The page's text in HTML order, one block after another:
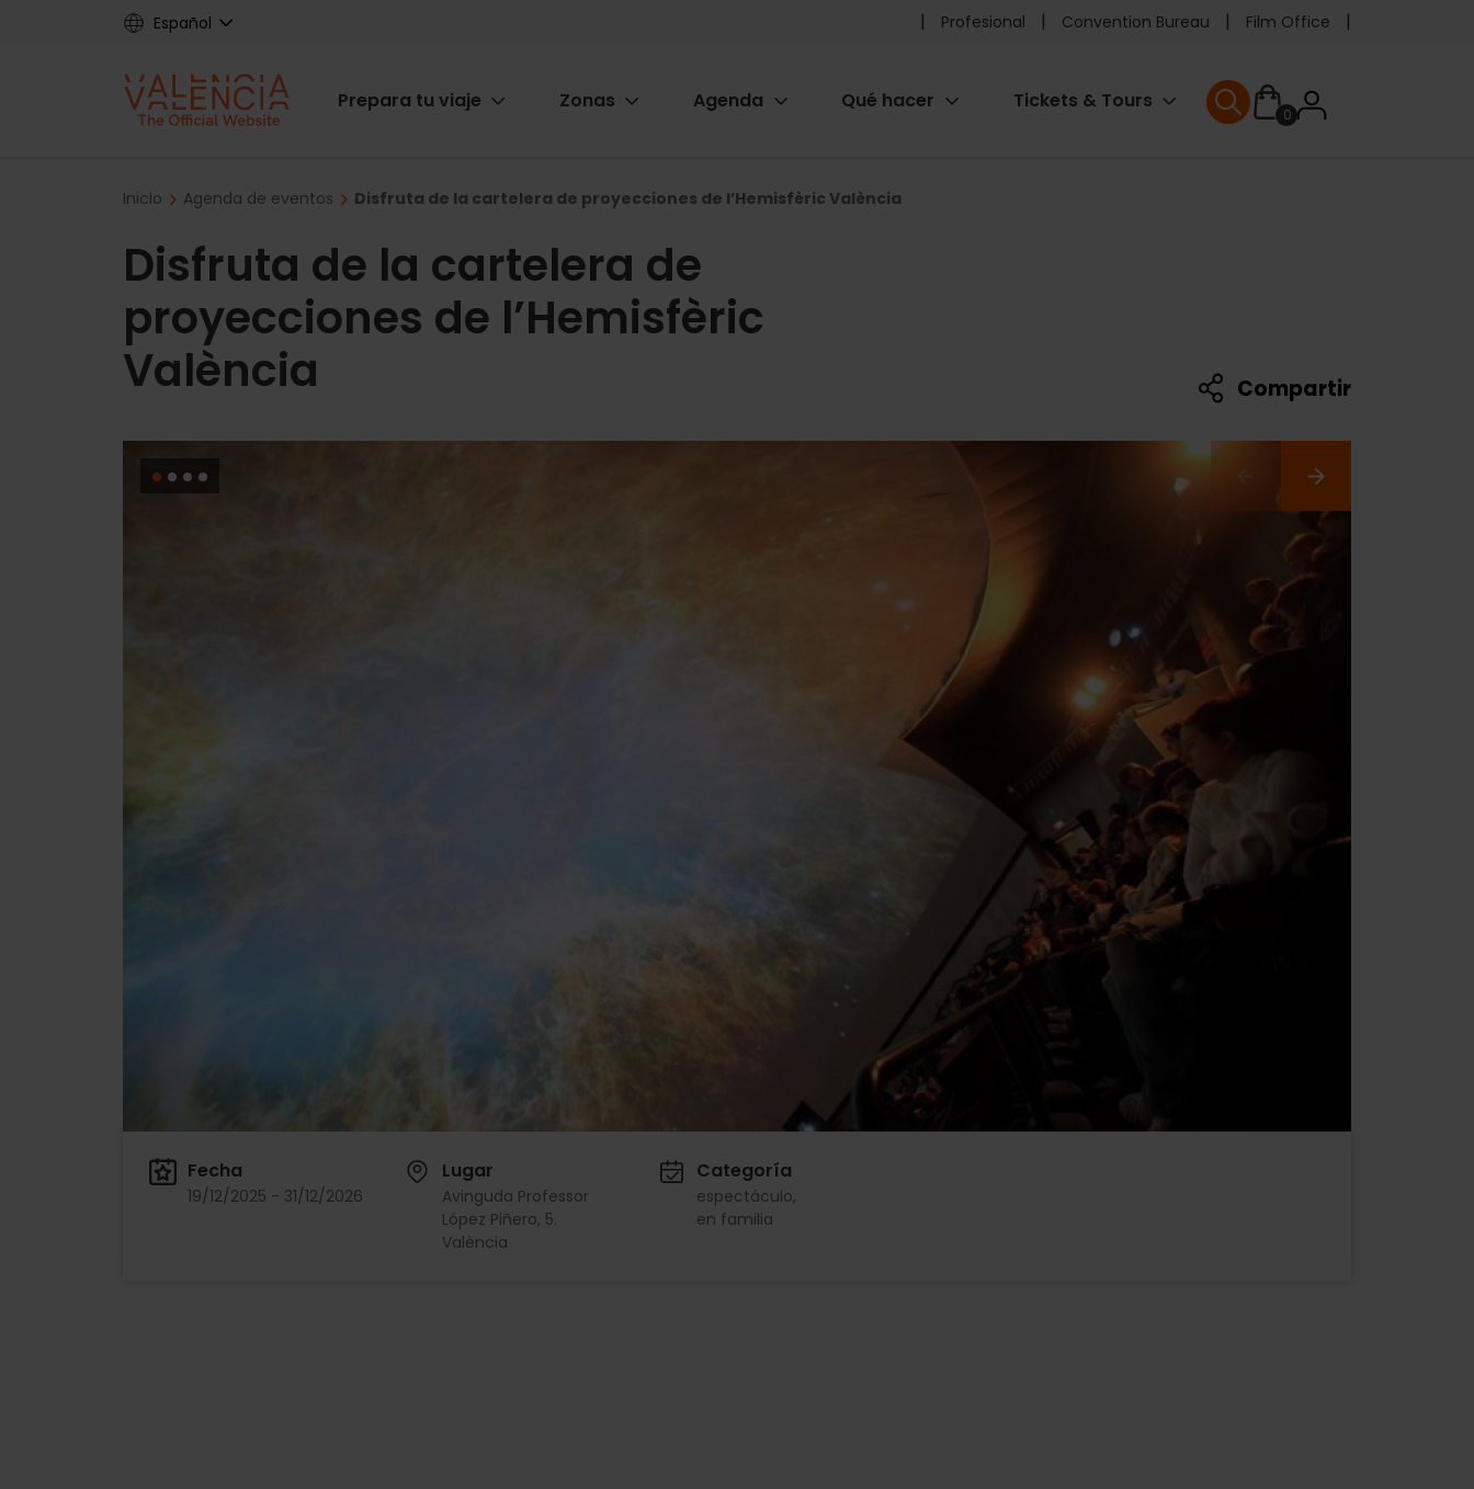
Español
Pre
header
Profesional Convention Bureau Film Office
Main
Prepara tu viaje Zonas Agenda Qué hacer Tickets & Tours
0User
User menu
Breadcrumb
Inicio Agenda de eventos Disfruta de la cartelera de proyecciones de l’Hemisfèric València
Disfruta de la cartelera de
proyecciones de l’Hemisfèric
València
Compartir
Fecha
19/12/2025 - 31/12/2026
Lugar
Avinguda Professor
López Piñero, 5.
València
Categoría
espectáculo
en familia